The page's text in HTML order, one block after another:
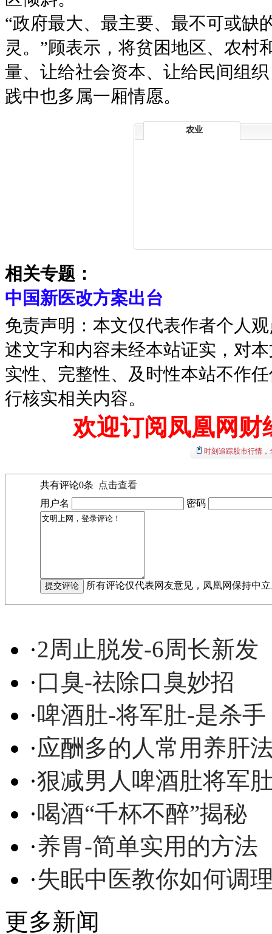
“政府最大、最主要、最不可或缺
灵。”顾表示，将贫困地区、农村
量、让给社会资本、让给民间组
践中也多属一厢情愿。
农业
相关专题：
中国新医改方案出台
免责声明：本文仅代表作者个人
述文字和内容未经本站证实，对
实性、完整性、及时性本站不作
行核实相关内容。
欢迎订阅凤凰网财
时刻追踪股市行情
共有评论0条
点击查看
用户名
密码
所有评论仅代表网友意见，凤凰网保持中
·2周止脱发-6周长新发
·口臭-祛除口臭妙招
·啤酒肚-将军肚-是杀手
·应酬多的人常用养肝
·狠减男人啤酒肚将军
·喝酒“千杯不醉”揭秘
·养胃-简单实用的方法
·失眠中医教你如何调
更多新闻